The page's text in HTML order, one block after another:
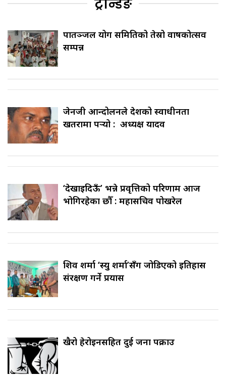
ट्रेन्डिङ
पातञ्जल योग समितिको तेस्रो वार्षिकोत्सव
सम्पन्न
जेनजी आन्दोलनले देशको स्वाधीनता
खतरामा पर्‍यो : अध्यक्ष यादव
‘देखाइदिऊँ’ भन्ने प्रवृत्तिको परिणाम आज
भोगिरहेका छौँ : महासचिव पोखरेल
शिव शर्मा ‘स्यु शर्मा’सँग जोडिएको इतिहास
संरक्षण गर्ने प्रयास
खैरो हेरोइनसहित दुई जना पक्राउ